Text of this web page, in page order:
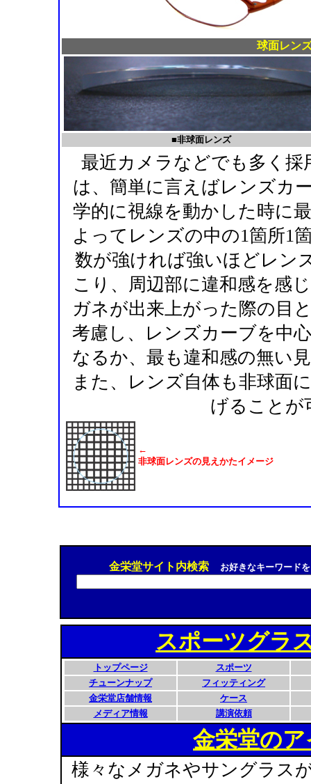
球面レン
■非球面レンズ
最近カメラなどでも多く
は、簡単に言えばレンズカ
学的に視線を動かした時に
よってレンズの中の1箇所1
数が強ければ強いほどレン
こり、周辺部に違和感を感
ガネが出来上がった際の目
考慮し、レンズカーブを中
なるか、最も違和感の無い
また、レンズ自体も非球面
げることが
←
非球面レンズの見えかたイメージ
金栄堂サイト内検索 お好きなキーワード